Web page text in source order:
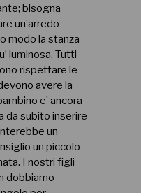
bisogna
un’arredo
modo la stanza
luminosa. Tutti
rispettare le
avere la
e’ ancora
da subito inserire
un
un piccolo
I nostri figli
dobbiamo